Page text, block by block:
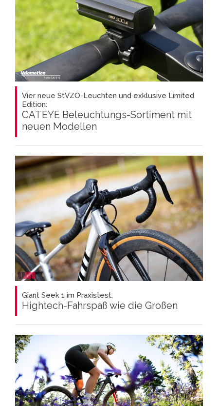
Vier neue StVZO-Leuchten und exklusive Limited
Edition:
CATEYE Beleuchtungs-Sortiment mit
neuen Modellen
Giant Seek 1 im Praxistest:
Hightech-Fahrspaß wie die Großen